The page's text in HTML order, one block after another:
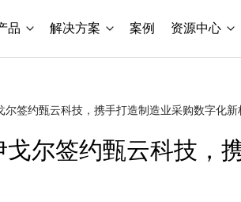
品 解决方案 案例 资源中心
尔签约甄云科技，携手打造制造业采购数字化新
尔签约甄云科技，